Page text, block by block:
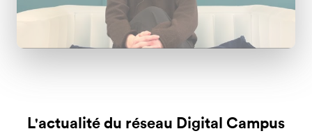
L'actualité du réseau Digital Campus